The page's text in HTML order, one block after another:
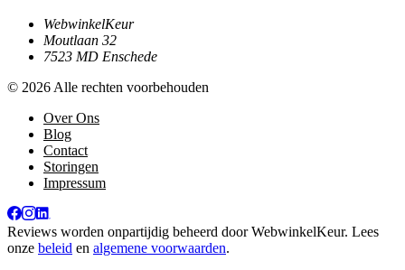
WebwinkelKeur
Moutlaan 32
7523 MD Enschede
© 2026 Alle rechten voorbehouden
Over Ons
Blog
Contact
Storingen
Impressum
Reviews worden onpartijdig beheerd doorWebwinkelKeur. Lees
onze beleid en algemene voorwaarden.